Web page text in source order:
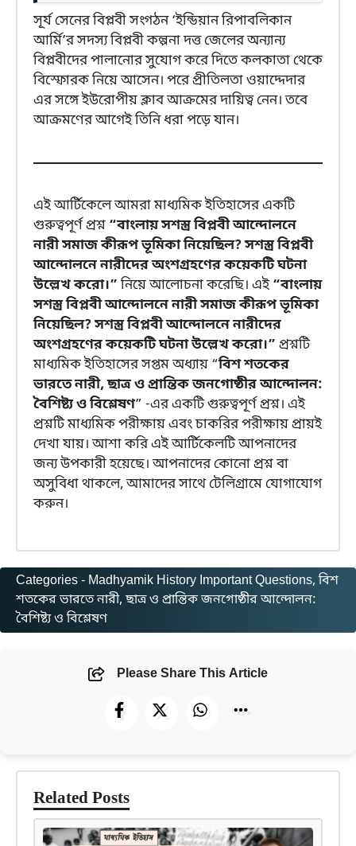
সূর্য সেনের বিপ্লবী সংগঠন ‘ইন্ডিয়ান রিপাবলিকান
আর্মি’র সদস্য বিপ্লবী কল্পনা দত্ত জেলের অন্যান্য
বিপ্লবীদের পালানোর সুযোগ করে দিতে কলকাতা থেকে
বিস্ফোরক নিয়ে আসেন। পরে প্রীতিলতা ওয়াদ্দেদার
এর সঙ্গে ইউরোপীয় ক্লাব আক্রমের দায়িত্ব নেন। তবে
আক্রমণের আগেই তিনি ধরা পড়ে যান।
এই আর্টিকেলে আমরা মাধ্যমিক ইতিহাসের একটি
গুরুত্বপূর্ণ প্রশ্ন “বাংলায় সশস্ত্র বিপ্লবী আন্দোলনে
নারী সমাজ কীরূপ ভূমিকা নিয়েছিল? সশস্ত্র বিপ্লবী
আন্দোলনে নারীদের অংশগ্রহণের কয়েকটি ঘটনা
উল্লেখ করো।”নিয়ে আলোচনা করেছি। এই“বাংলায়
সশস্ত্র বিপ্লবী আন্দোলনে নারী সমাজ কীরূপ ভূমিকা
নিয়েছিল? সশস্ত্র বিপ্লবী আন্দোলনে নারীদের
অংশগ্রহণের কয়েকটি ঘটনা উল্লেখ করো।” প্রশ্নটি
মাধ্যমিক ইতিহাসের সপ্তম অধ্যায় “বিশ শতকের
ভারতে নারী, ছাত্র ও প্রান্তিক জনগোষ্ঠীর আন্দোলন:
বৈশিষ্ট্য ও বিশ্লেষণ” -এর একটি গুরুত্বপূর্ণ প্রশ্ন। এই
প্রশ্নটি মাধ্যমিক পরীক্ষায় এবং চাকরির পরীক্ষায় প্রায়ই
দেখা যায়। আশা করি এই আর্টিকেলটি আপনাদের
জন্য উপকারী হয়েছে। আপনাদের কোনো প্রশ্ন বা
অসুবিধা থাকলে, আমাদের সাথে টেলিগ্রামে যোগাযোগ
করুন।
Categories - Madhyamik History Important Questions, বিশ
শতকের ভারতে নারী, ছাত্র ও প্রান্তিক জনগোষ্ঠীর আন্দোলন:
বৈশিষ্ট্য ও বিশ্লেষণ
Please Share This Article
Related Posts